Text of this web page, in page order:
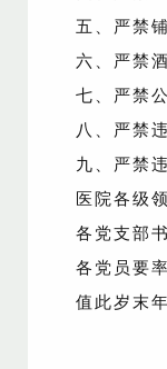
五、严禁
六、严禁
七、严禁
八、严禁
九、严禁
医院各级
各党支部
各党员要
值此岁末